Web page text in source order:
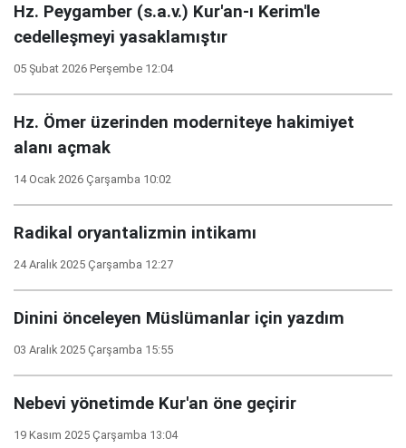
Hz. Peygamber (s.a.v.) Kur'an-ı Kerim'le
cedelleşmeyi yasaklamıştır
05 Şubat 2026 Perşembe 12:04
Hz. Ömer üzerinden moderniteye hakimiyet
alanı açmak
14 Ocak 2026 Çarşamba 10:02
Radikal oryantalizmin intikamı
24 Aralık 2025 Çarşamba 12:27
Dinini önceleyen Müslümanlar için yazdım
03 Aralık 2025 Çarşamba 15:55
Nebevi yönetimde Kur'an öne geçirir
19 Kasım 2025 Çarşamba 13:04